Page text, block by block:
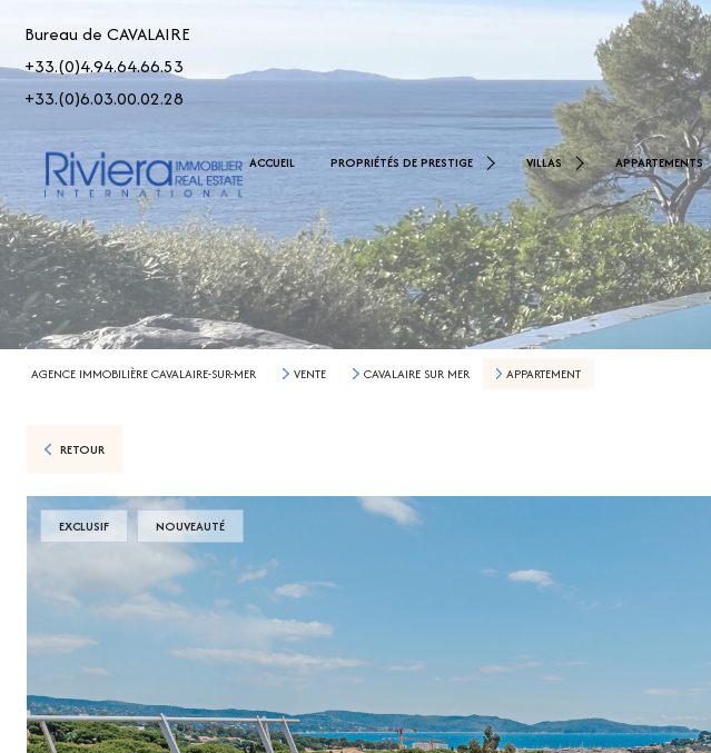
Bureau de CAVALAIRE
+33.(0)4.94.64.66.53
+33.(0)6.03.00.02.28
ACCUEIL PROPRIÉTÉS DE PRESTIGE
De 2.500.000 € À 5.000.000 €
> 5.000.000 €
VILLAS
< 1.000.000 €
De 1.000.000 € À 2.000.000 €
De 2.000.000 € À 2.500.000 €
APPARTEMENTS
AGENCE IMMOBILIÈRE CAVALAIRE-SUR-MER VENTE CAVALAIRE SUR MER APPARTEMENT
RETOUR
EXCLUSIF NOUVEAUTÉ